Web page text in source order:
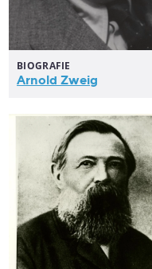
BIOGRAFIE
Arnold Zweig